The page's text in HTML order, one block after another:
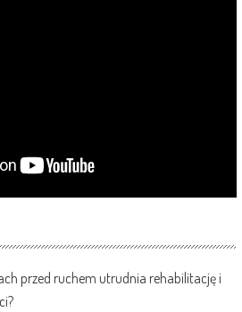
przed ruchem utrudnia rehabilitację i